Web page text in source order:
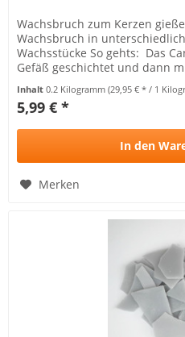
Wachsbruch zum Kerzen
Wachsbruch in
Wachsstücke So gehts: Das
Gefäß geschichtet und dann
Inhalt0.2 Kilogramm(29,95 € * / 1
5,99 € *
In den
Merken